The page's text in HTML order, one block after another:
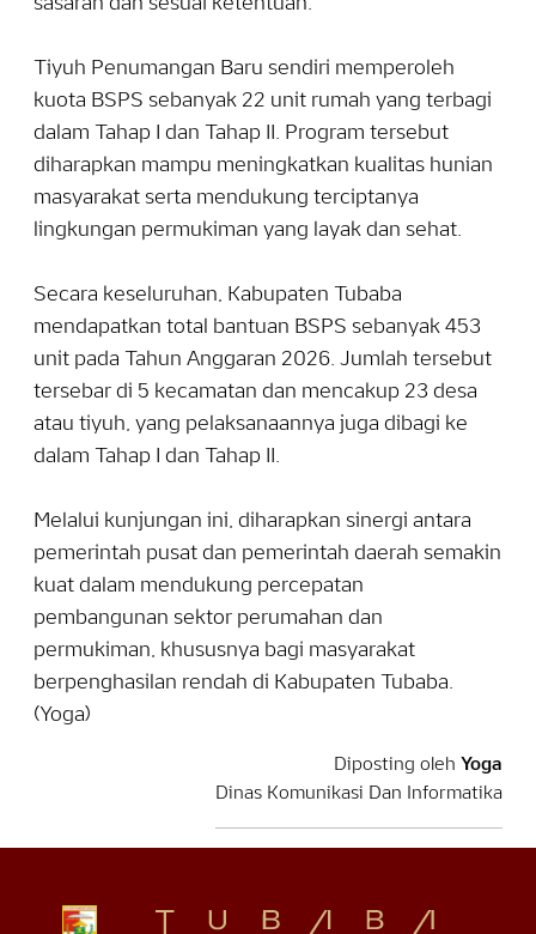
Tiyuh Penumangan Baru sendiri memperoleh
kuota BSPS sebanyak 22 unit rumah yang terbagi
dalam Tahap I dan Tahap II. Program tersebut
diharapkan mampu meningkatkan kualitas hunian
masyarakat serta mendukung terciptanya
lingkungan permukiman yang layak dan sehat.
Secara keseluruhan, Kabupaten Tubaba
mendapatkan total bantuan BSPS sebanyak 453
unit pada Tahun Anggaran 2026. Jumlah tersebut
tersebar di 5 kecamatan dan mencakup 23 desa
atau tiyuh, yang pelaksanaannya juga dibagi ke
dalam Tahap I dan Tahap II.
Melalui kunjungan ini, diharapkan sinergi antara
pemerintah pusat dan pemerintah daerah semakin
kuat dalam mendukung percepatan
pembangunan sektor perumahan dan
permukiman, khususnya bagi masyarakat
berpenghasilan rendah di Kabupaten Tubaba.
(Yoga)
Diposting oleh Yoga
Dinas Komunikasi Dan Informatika